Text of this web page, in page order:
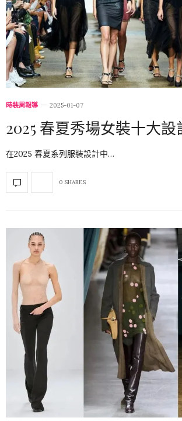
時裝周報導 2025-01-07
2025 春夏秀場女裝十大設
在2025 春夏系列服裝設計中…
0 SHARES